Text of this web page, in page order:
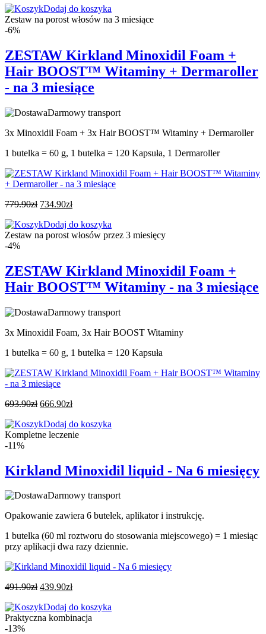
Dodaj do koszyka
Zestaw na porost włosów na 3 miesiące
-6%
ZESTAW Kirkland Minoxidil Foam +
Hair BOOST™ Witaminy + Dermaroller
- na 3 miesiące
Darmowy transport
3x Minoxidil Foam + 3x Hair BOOST™ Witaminy + Dermaroller
1 butelka = 60 g, 1 butelka = 120 Kapsuła, 1 Dermaroller
779.90zł 734.90zł
Dodaj do koszyka
Zestaw na porost włosów przez 3 miesięcy
-4%
ZESTAW Kirkland Minoxidil Foam +
Hair BOOST™ Witaminy - na 3 miesiące
Darmowy transport
3x Minoxidil Foam, 3x Hair BOOST Witaminy
1 butelka = 60 g, 1 butelka = 120 Kapsuła
693.90zł 666.90zł
Dodaj do koszyka
Kompletne leczenie
-11%
Kirkland Minoxidil liquid - Na 6 miesięcy
Darmowy transport
Opakowanie zawiera 6 butelek, aplikator i instrukcję.
1 butelka (60 ml roztworu do stosowania miejscowego) = 1 miesiąc
przy aplikacji dwa razy dziennie.
491.90zł 439.90zł
Dodaj do koszyka
Praktyczna kombinacja
-13%